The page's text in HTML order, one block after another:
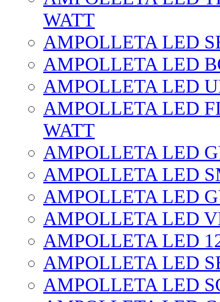
WATT
AMPOLLETA LED
AMPOLLETA LED
AMPOLLETA LED
AMPOLLETA LED
WATT
AMPOLLETA LED
AMPOLLETA LED
AMPOLLETA LED
AMPOLLETA LED
AMPOLLETA LED
AMPOLLETA LED
AMPOLLETA LED